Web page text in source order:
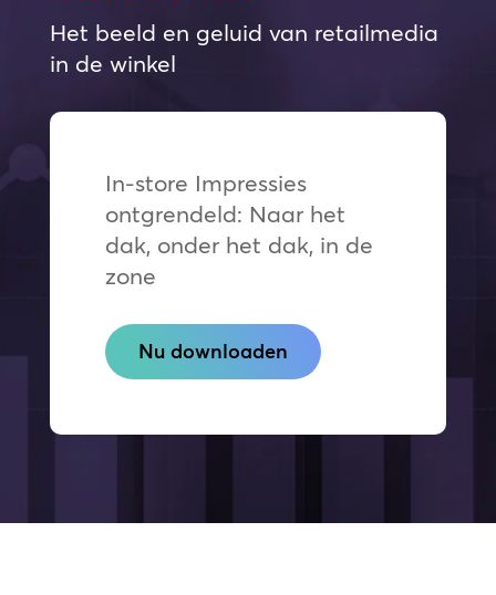
Het beeld en geluid van retailmedia
in de winkel
In-store Impressies
ontgrendeld: Naar het
dak, onder het dak, in de
zone
Nu downloaden